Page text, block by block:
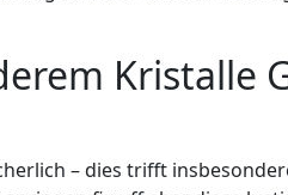
Kristalle
– dies trifft